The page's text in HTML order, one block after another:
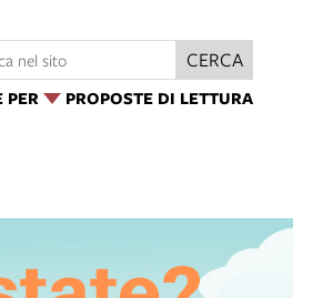
PER PROPOSTE DI LETTURA
CERCA